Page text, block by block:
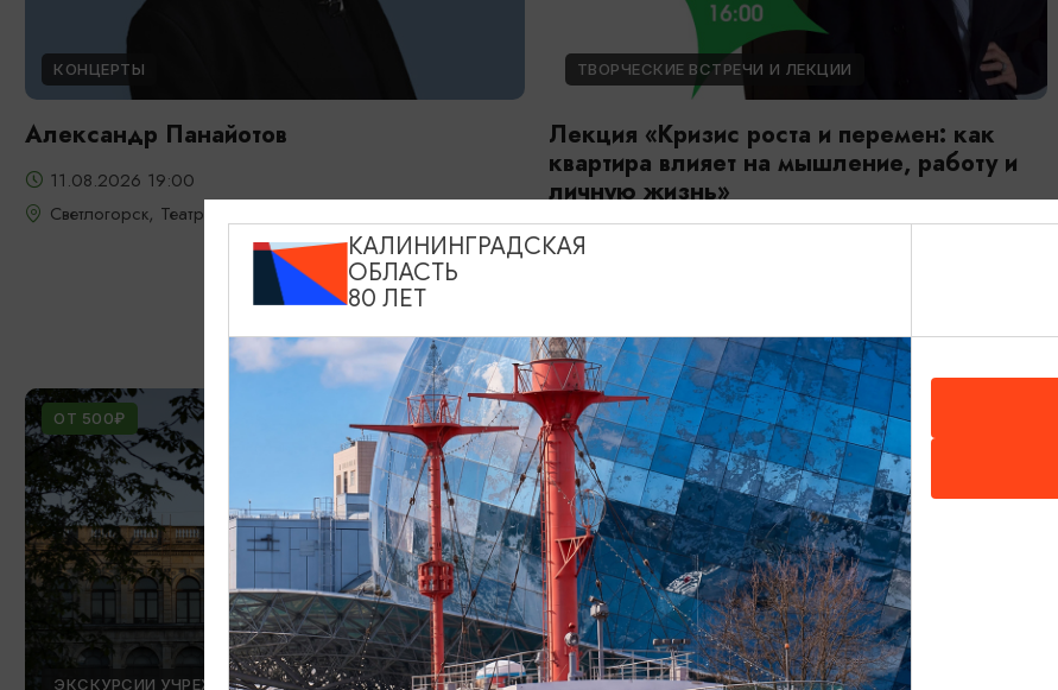
КОНЦЕРТЫ
Александр Панайотов
11.08.2026 19:00
Светлогорск, Театр эстрады «Янтарь-холл»
ТВОРЧЕСКИЕ ВСТРЕЧИ И ЛЕКЦИИ
Лекция «Кризис роста и перемен: как
квартира влияет на мышление, работу и
личную жизнь»
12.08.2026 16:00
ОТ 500₽
ЭКСКУРСИИ УЧРЕЖДЕНИЙ КУЛЬТУРЫ
ПУШКИНСКАЯ КАРТА БЕСПЛАТНО
ДРУГИЕ МЕРОПРИЯТИЯ
КАЛИНИНГРАДСКАЯ
ОБЛАСТЬ
80 ЛЕТ